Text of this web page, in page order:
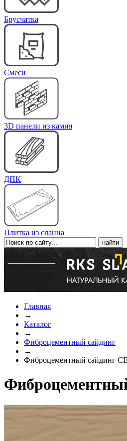
Брусчатка
Cмеси
3D панели из камня
ДПК
Плитка из сланца
Главная
→
Каталог
→
Фиброцементный сайдинг
→
Фиброцементный сайдинг